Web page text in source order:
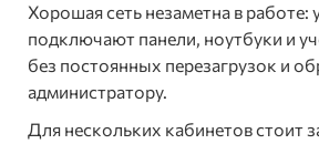
Хорошая сеть незаметна в работе:
подключают панели, ноутбуки и
без постоянных перезагрузок и
администратору.
Для нескольких кабинетов стоит